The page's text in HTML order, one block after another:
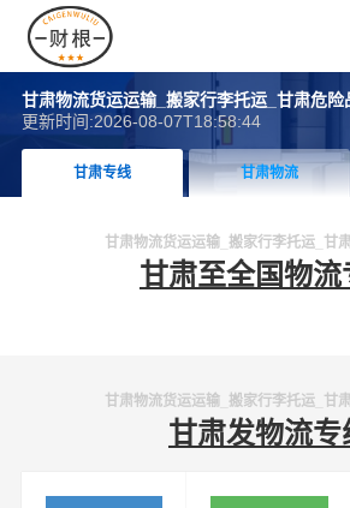
甘肃物流货运运输_搬家行李托运_甘肃危险
更新时间:2026-08-07T18:58:44
甘肃专线 甘肃物流
甘肃物流货运运输_搬家行李托运_甘
甘肃至全国物流
甘肃物流货运运输_搬家行李托运_甘
甘肃发物流专